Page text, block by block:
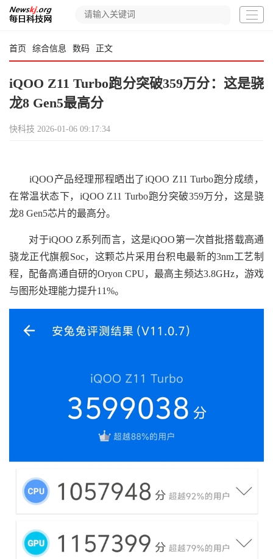
首页 综合信息 数码 正文
iQOO Z11 Turbo跑分突破359万分：这是骁
龙8 Gen5最高分
快科技 2026-01-06 09:17:34
iQOO产品经理邢程晒出了iQOO Z11 Turbo跑分成绩，
在常温状态下，iQOO Z11 Turbo跑分突破359万分，这是骁
龙8 Gen5芯片的最高分。
对于iQOO Z系列而言，这是iQOO第一次首批搭载高通
骁龙正代旗舰Soc，这颗芯片采用台积电最新的3nm工艺制
程，配备高通自研的Oryon CPU，最高主频达3.8GHz，游戏
与图形处理能力提升11%。